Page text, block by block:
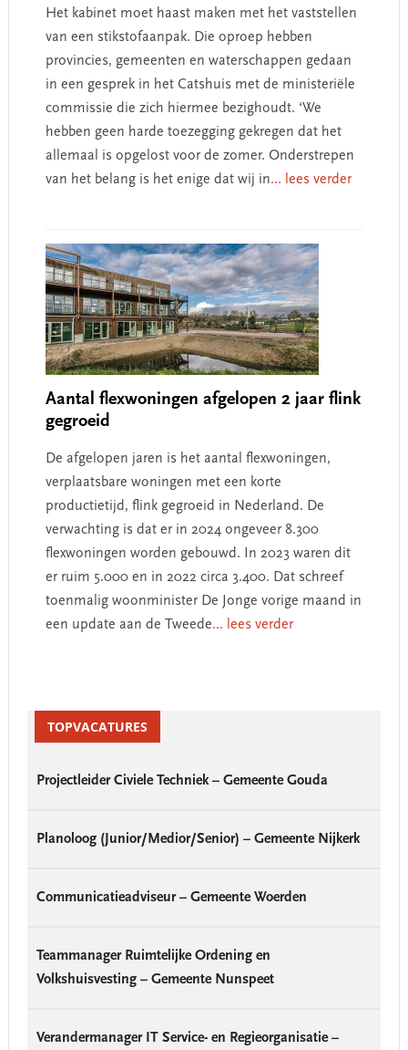
Het kabinet moet haast maken met het vaststellen
van een stikstofaanpak. Die oproep hebben
provincies, gemeenten en waterschappen gedaan
in een gesprek in het Catshuis met de ministeriële
commissie die zich hiermee bezighoudt. ‘We
hebben geen harde toezegging gekregen dat het
allemaal is opgelost voor de zomer. Onderstrepen
van het belang is het enige dat wij in... lees verder
Aantal flexwoningen afgelopen 2 jaar flink
gegroeid
De afgelopen jaren is het aantal flexwoningen,
verplaatsbare woningen met een korte
productietijd, flink gegroeid in Nederland. De
verwachting is dat er in 2024 ongeveer 8.300
flexwoningen worden gebouwd. In 2023 waren dit
er ruim 5.000 en in 2022 circa 3.400. Dat schreef
toenmalig woonminister De Jonge vorige maand in
een update aan de Tweede... lees verder
SidebarTOPVACATURES
Projectleider Civiele Techniek – Gemeente Gouda
Planoloog (Junior/Medior/Senior) – Gemeente Nijkerk
Communicatieadviseur – Gemeente Woerden
Teammanager Ruimtelijke Ordening en
Volkshuisvesting – Gemeente Nunspeet
Verandermanager IT Service- en Regieorganisatie –